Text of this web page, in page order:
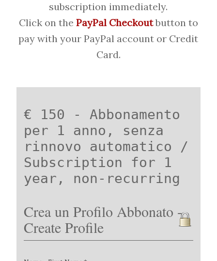
subscription immediately.
Click on the PayPal Checkoutbutton to
pay with your PayPal account or Credit
Card.
€ 150 - Abbonamento
per 1 anno, senza
rinnovo automatico /
Subscription for 1
year, non-recurring
Crea un Profilo Abbonato -
Create Profile